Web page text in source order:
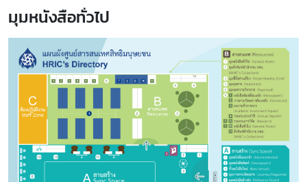
มุมหนังสือทั่วไป